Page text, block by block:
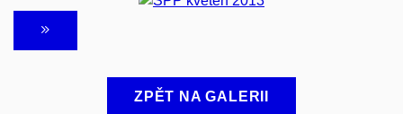
ZPĚT NA GALERII